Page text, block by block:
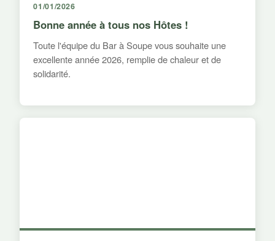
01/01/2026
Bonne année à tous nos Hôtes !
Toute l'équipe du Bar à Soupe vous souhaite une
excellente année 2026, remplie de chaleur et de
solidarité.